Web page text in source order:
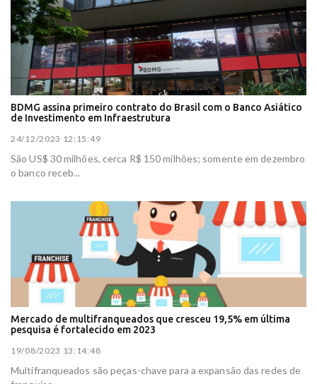
BDMG assina primeiro contrato do Brasil com o Banco Asiático
de Investimento em Infraestrutura
24/12/2023 12:15:49
São US$ 30 milhões, cerca R$ 150 milhões; somente em dezembro
o banco receb...
Mercado de multifranqueados que cresceu 19,5% em última
pesquisa é fortalecido em 2023
19/08/2023 13:14:48
Multifranqueados são peças-chave para a expansão das redes de